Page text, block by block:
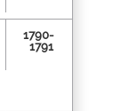
1790-
1791